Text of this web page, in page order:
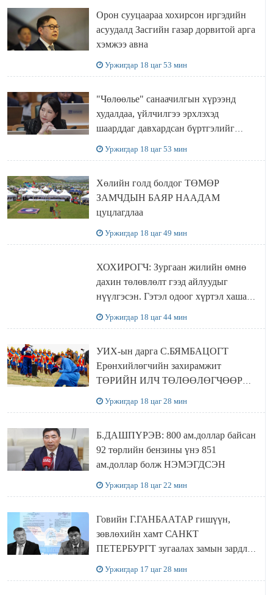
Орон сууцаараа хохирсон иргэдийн
асуудалд Засгийн газар дорвитой арга
хэмжээ авна
Уржигдар 18 цаг 53 мин
"Чөлөөлье" санаачилгын хүрээнд
худалдаа, үйлчилгээ эрхлэхэд
шаарддаг давхардсан бүртгэлийг
Уржигдар 18 цаг 53 мин
Хөлийн голд болдог ТӨМӨР
ЗАМЧДЫН БАЯР НААДАМ
цуцлагдлаа
Уржигдар 18 цаг 49 мин
ХОХИРОГЧ: Зургаан жилийн өмнө
дахин төлөвлөлт гээд айлуудыг
нүүлгэсэн. Гэтэл одоог хүртэл хашаа
Уржигдар 18 цаг 44 мин
УИХ-ын дарга С.БЯМБАЦОГТ
Ерөнхийлөгчийн захирамжит
ТӨРИЙН ИЛЧ ТӨЛӨӨЛӨГЧӨӨР
Уржигдар 18 цаг 28 мин
Б.ДАШПҮРЭВ: 800 ам.доллар байсан
92 төрлийн бензины үнэ 851
ам.доллар болж НЭМЭГДСЭН
Уржигдар 18 цаг 22 мин
Говийн Г.ГАНБААТАР гишүүн,
зөвлөхийн хамт САНКТ
ПЕТЕРБУРГТ зугаалах замын зардлаа
Уржигдар 17 цаг 28 мин